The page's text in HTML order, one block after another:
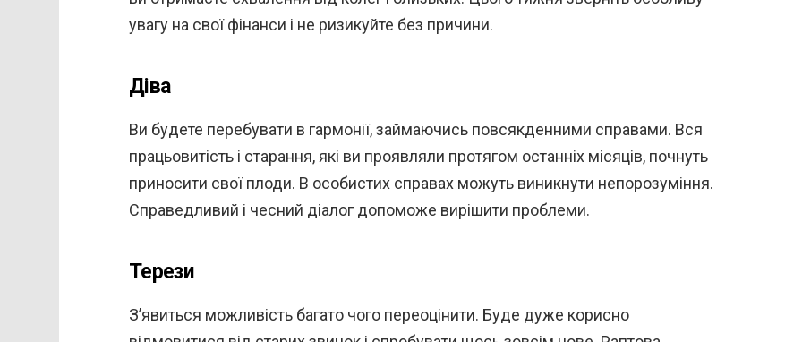
увагу на свої фінанси і не ризикуйте без причини.
Діва
Ви будете перебувати в гармонії, займаючись повсякденними справами. Вся
працьовитість і старання, які ви проявляли протягом останніх місяців, почнуть
приносити свої плоди. В особистих справах можуть виникнути непорозуміння.
Справедливий і чесний діалог допоможе вирішити проблеми.
Терези
З’явиться можливість багато чого переоцінити. Буде дуже корисно